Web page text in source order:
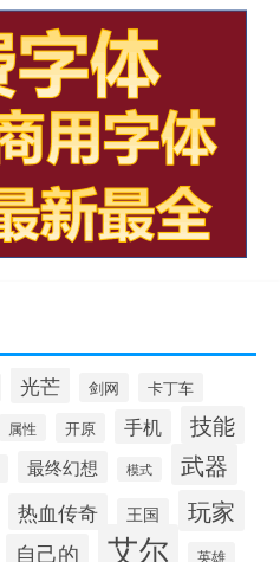
光芒 剑网
卡丁车
属性 开原 手机
技能
最终幻想 模式 武器
热血传奇 王国 玩家
自己的 艾尔 英雄